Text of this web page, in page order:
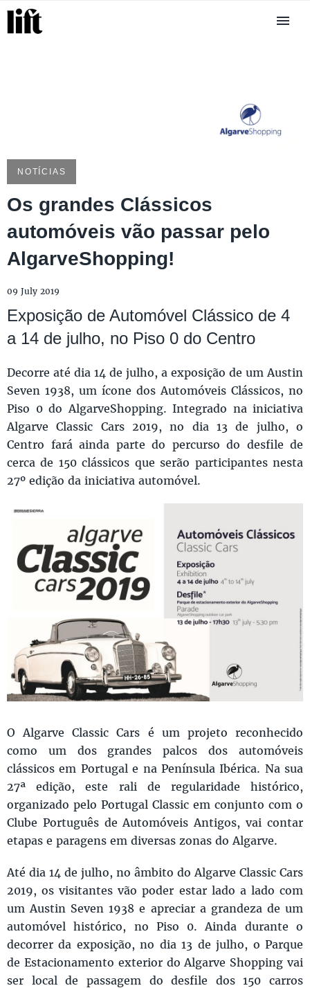
NOTÍCIAS
Os grandes Clássicos
automóveis vão passar pelo
AlgarveShopping!
09 July 2019
Exposição de Automóvel Clássico de 4
a 14 de julho, no Piso 0 do Centro
Decorre até dia 14 de julho, a exposição de um Austin
Seven 1938, um ícone dos Automóveis Clássicos, no
Piso 0 do AlgarveShopping. Integrado na iniciativa
Algarve Classic Cars 2019, no dia 13 de julho, o
Centro fará ainda parte do percurso do desfile de
cerca de 150 clássicos que serão participantes nesta
27º edição da iniciativa automóvel.
O Algarve Classic Cars é um projeto reconhecido
como um dos grandes palcos dos automóveis
clássicos em Portugal e na Península Ibérica. Na sua
27ª edição, este rali de regularidade histórico,
organizado pelo Portugal Classic em conjunto com o
Clube Português de Automóveis Antigos, vai contar
etapas e paragens em diversas zonas do Algarve.
Até dia 14 de julho, no âmbito do Algarve Classic Cars
2019, os visitantes vão poder estar lado a lado com
um Austin Seven 1938 e apreciar a grandeza de um
automóvel histórico, no Piso 0. Ainda durante o
decorrer da exposição, no dia 13 de julho, o Parque
de Estacionamento exterior do Algarve Shopping vai
ser local de passagem do desfile dos 150 carros